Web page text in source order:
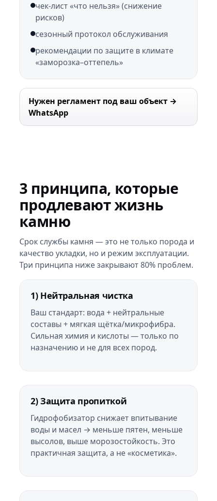
чек-лист «что нельзя» (снижение
рисков)
сезонный протокол обслуживания
рекомендации по защите в климате
«заморозка–оттепель»
Нужен регламент под ваш объект →
WhatsApp
3 принципа, которые
продлевают жизнь
камню
Срок службы камня — это не только порода и
качество укладки, но и режим эксплуатации.
Три принципа ниже закрывают 80% проблем.
1) Нейтральная чистка
Ваш стандарт: вода + нейтральные
составы + мягкая щётка/микрофибра.
Сильная химия и кислоты — только по
назначению и не для всех пород.
2) Защита пропиткой
Гидрофобизатор снижает впитывание
воды и масел → меньше пятен, меньше
высолов, выше морозостойкость. Это
практичная защита, а не «косметика».